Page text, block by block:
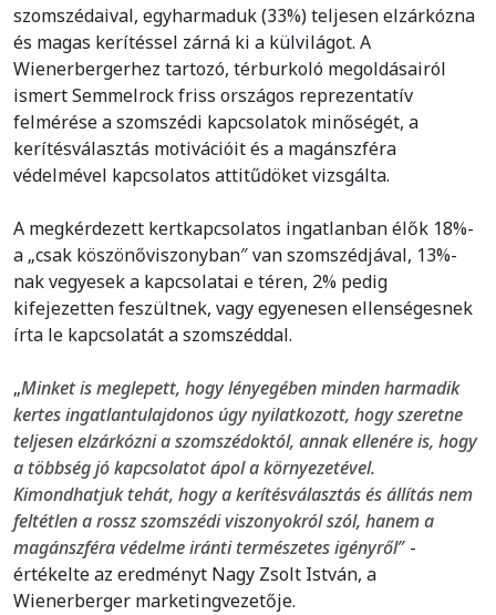
szomszédaival, egyharmaduk (33%) teljesen elzárkózna
és magas kerítéssel zárná ki a külvilágot. A
Wienerbergerhez tartozó, térburkoló megoldásairól
ismert Semmelrock friss országos reprezentatív
felmérése a szomszédi kapcsolatok minőségét, a
kerítésválasztás motivációit és a magánszféra
védelmével kapcsolatos attitűdöket vizsgálta.
A megkérdezett kertkapcsolatos ingatlanban élők 18%-
a „csak köszönőviszonyban″ van szomszédjával, 13%-
nak vegyesek a kapcsolatai e téren, 2% pedig
kifejezetten feszültnek, vagy egyenesen ellenségesnek
írta le kapcsolatát a szomszéddal.
„Minket is meglepett, hogy lényegében minden harmadik
kertes ingatlantulajdonos úgy nyilatkozott, hogy szeretne
teljesen elzárkózni a szomszédoktól, annak ellenére is, hogy
a többség jó kapcsolatot ápol a környezetével.
Kimondhatjuk tehát, hogy a kerítésválasztás és állítás nem
feltétlen a rossz szomszédi viszonyokról szól, hanem a
magánszféra védelme iránti természetes igényről″ -
értékelte az eredményt Nagy Zsolt István, a
Wienerberger marketingvezetője.